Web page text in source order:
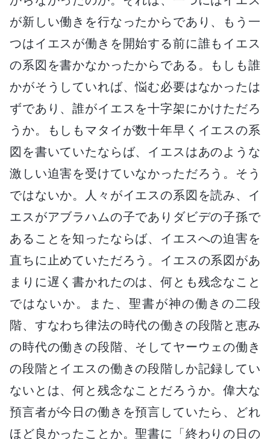
が新しい働きを行なったからであり、もう一
つはイエスが働きを開始する前に誰もイエス
の系図を書かなかったからである。もしも誰
かがそうしていれば、悩む必要はなかったは
ずであり、誰がイエスを十字架にかけただろ
うか。もしもマタイが数十年早くイエスの系
図を書いていたならば、イエスはあのような
激しい迫害を受けていなかっただろう。そう
ではないか。人々がイエスの系図を読み、イ
エスがアブラハムの子でありダビデの子孫で
あることを知ったならば、イエスへの迫害を
直ちに止めていただろう。イエスの系図があ
まりに遅く書かれたのは、何とも残念なこと
ではないか。また、聖書が神の働きの二段
階、すなわち律法の時代の働きの段階と恵み
の時代の働きの段階、そしてヤーウェの働き
の段階とイエスの働きの段階しか記録してい
ないとは、何と残念なことだろうか。偉大な
預言者が今日の働きを預言していたら、どれ
ほど良かったことか。聖書に「終わりの日の